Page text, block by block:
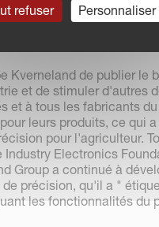
de
Kverneland d'être
Kverneland de publier le
et de stimuler d'autres
et à tous les fabricants
leurs produits, ce qui
pour l'agriculteur.
Electronics
Group a continué à
précision, qu'il a "
les fonctionnalités du
refuser Personnaliser